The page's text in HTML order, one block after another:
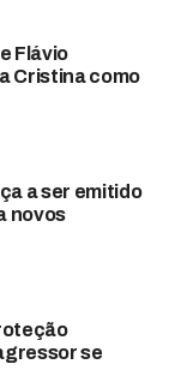
Flávio
Cristina como
a ser emitido
novos
se